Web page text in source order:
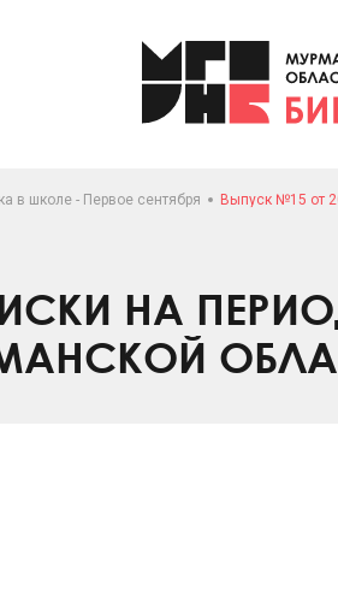
в школе - Первое сентября Выпуск №15 от
НА